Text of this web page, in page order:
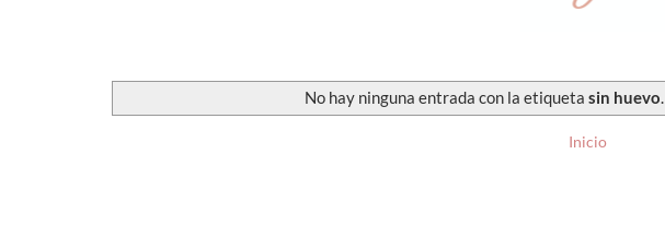
No hay ninguna entrada con la etiquetasin huevo.
Inicio